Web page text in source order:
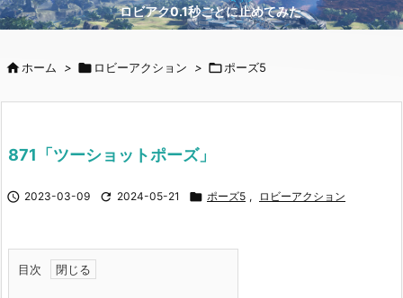
ロビアク0.1秒ごとに止めてみた 

ホーム >  ロビーアクション > ポーズ5
871「ツーショットポーズ」
 2023-03-09  2024-05-21  ポーズ5 , ロビーアクション
目次